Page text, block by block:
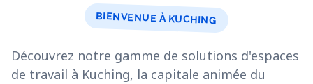
BIENVENUE À KUCHING
Découvrez notre gamme de solutions d'espaces
de travail à Kuching, la capitale animée du